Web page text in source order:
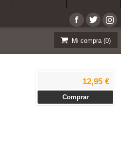
Mi compra (0)
12,95 €
Comprar